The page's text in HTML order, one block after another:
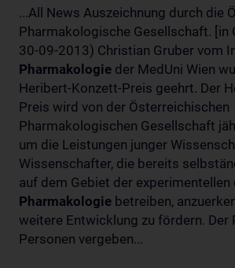
...All News Auszeichnung durch die
Pharmakologische Gesellschaft. [in
30-09-2013) Christian Gruber vom
Pharmakologie der MedUni Wien
Heribert-Konzett-Preis geehrt. Der
Preis wird von der Österreichischen
Pharmakologischen Gesellschaft
um die Leistungen junger
Wissenschafter, die bereits
auf dem Gebiet der experimentellen
Pharmakologie betreiben,
weitere Entwicklung zu fördern. Der
Personen vergeben...